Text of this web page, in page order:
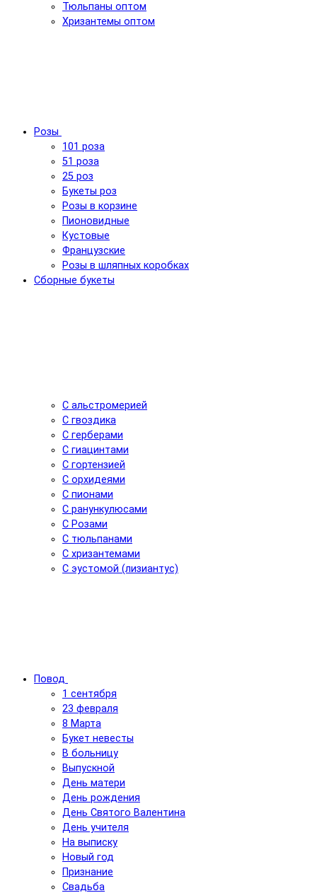
Тюльпаны оптом
Хризантемы оптом
Розы
101 роза
51 роза
25 роз
Букеты роз
Розы в корзине
Пионовидные
Кустовые
Французские
Розы в шляпных коробках
Сборные букеты
С альстромерией
С гвоздика
С герберами
С гиацинтами
С гортензией
С орхидеями
С пионами
С ранункулюсами
С Розами
С тюльпанами
С хризантемами
С эустомой (лизиантус)
Повод
1 сентября
23 февраля
8 Марта
Букет невесты
В больницу
Выпускной
День матери
День рождения
День Святого Валентина
День учителя
На выписку
Новый год
Признание
Свадьба